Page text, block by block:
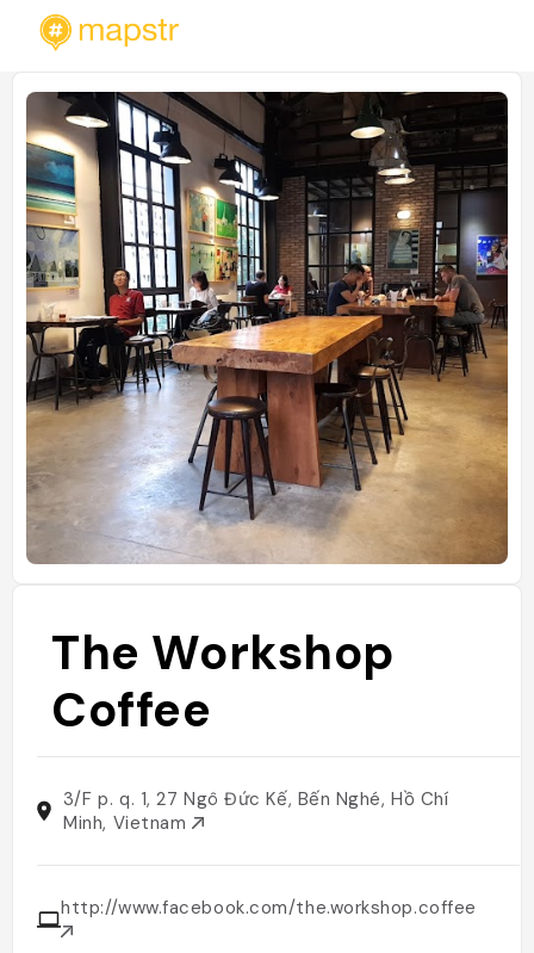
The Workshop
Coffee
3/F p. q. 1, 27 Ngô Đức Kế, Bến Nghé, Hồ Chí
Minh, Vietnam
http://www.facebook.com/the.workshop.coffee